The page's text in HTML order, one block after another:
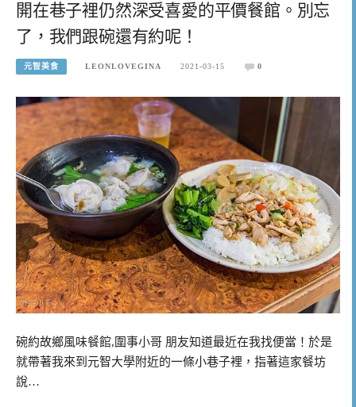
開在巷子裡仍然深受喜愛的平價餐館。別忘
了，我們跟碗還有約呢！
元智美食 LEONLOVEGINA 2021-03-15 0
碗約故鄉風味餐館,圍事小哥 朋友知道最近在我找便當！於是
就帶著我來到元智大學附近的一條小巷子裡，指著這家餐坊
說…